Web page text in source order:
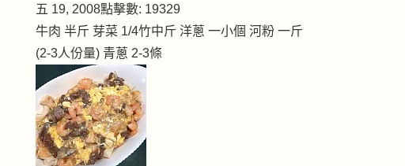
五 19, 2008點擊數: 19329
牛肉 半斤 芽菜 1/4竹中斤 洋蔥 一小個 河粉 一斤
(2-3人份量) 青蔥 2-3條